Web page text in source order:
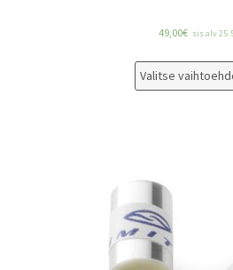
49,00€ sis alv
Valitse